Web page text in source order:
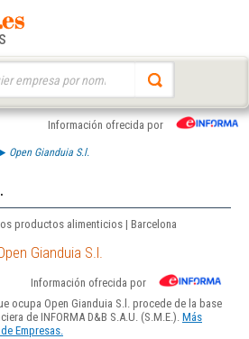
Información ofrecida por
Open Gianduia S.l.
productos alimenticios | Barcelona
Gianduia S.l.
Información ofrecida por
ocupa Open Gianduia S.l. procede de la base
de INFORMA D&B S.A.U. (S.M.E.). Más
Empresas.